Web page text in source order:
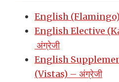
English
English Elective
अंग्रेजी
English
(Vistas) – अंग्रेजी